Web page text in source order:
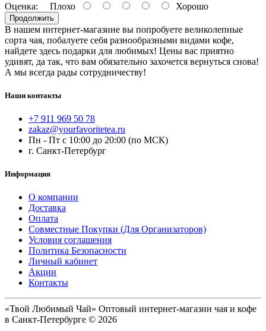
Оценка: Плохо Хорошо
Продолжить
В нашем интернет-магазине вы попробуете великолепные
сорта чая, побалуете себя разнообразными видами кофе,
найдете здесь подарки для любимых! Цены вас приятно
удивят, да так, что вам обязательно захочется вернуться снова!
А мы всегда рады сотрудничеству!
Наши контакты
+7 911 969 50 78
zakaz@yourfavoritetea.ru
Пн - Пт с 10:00 до 20:00 (по МСК)
г. Санкт-Петербург
Информация
О компании
Доставка
Оплата
Совместные Покупки (Для Организаторов)
Условия соглашения
Политика Безопасности
Личный кабинет
Акции
Контакты
«Твой Любимый Чай» Оптовый интернет-магазин чая и кофе
в Санкт-Петербурге © 2026